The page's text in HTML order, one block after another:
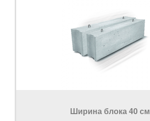
Ширина блока 40 см